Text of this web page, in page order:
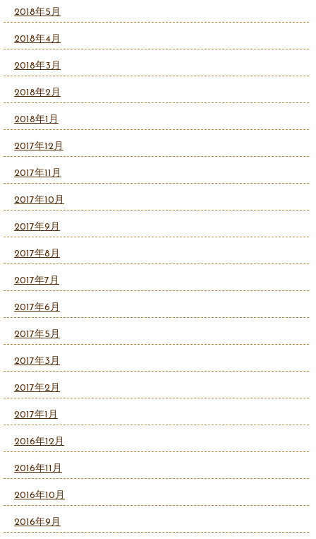
2018年5月
2018年4月
2018年3月
2018年2月
2018年1月
2017年12月
2017年11月
2017年10月
2017年9月
2017年8月
2017年7月
2017年6月
2017年5月
2017年3月
2017年2月
2017年1月
2016年12月
2016年11月
2016年10月
2016年9月